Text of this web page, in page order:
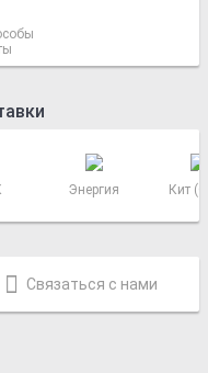
Энергия Кит
Связаться с нами